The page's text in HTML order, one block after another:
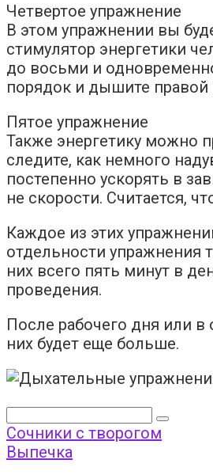
Четвертое упражнение
В этом упражнении вы
стимулятор энергетики
до восьми и
порядок и дышите правой
Пятое упражнение
Также энергетику можно
следите, как немного
постепенно ускорять в
не скорости. Считается,
Каждое из этих
отдельности упражнения
них всего пять минут в
проведения.
После рабочего дня или
них будет еще больше.
Поиск:
Сочники с творогом
Выпечка